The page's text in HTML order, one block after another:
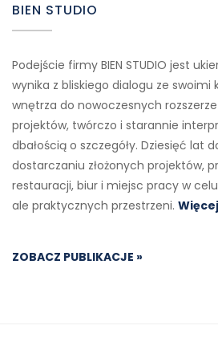
BIEN STUDIO
Podejście firmy BIEN STUDIO jest
wynika z bliskiego dialogu ze swoimi
wnętrza do nowoczesnych
projektów, twórczo i starannie
dbałością o szczegóły. Dziesięć lat
dostarczaniu złożonych projektów,
restauracji, biur i miejsc pracy w
ale praktycznych przestrzeni.
ZOBACZ PUBLIKACJE »